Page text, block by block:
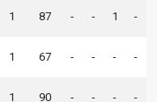
1 87 - - 1 -
1 67 - - - -
1 90 - - - -